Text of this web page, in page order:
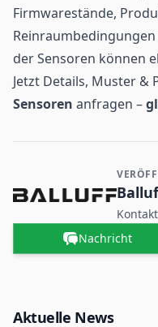
Firmwarestände,
der Sensoren können
Jetzt Details, Muster &
Sensoren anfragen –
Kontakt- und
Nachricht
Aktuelle News